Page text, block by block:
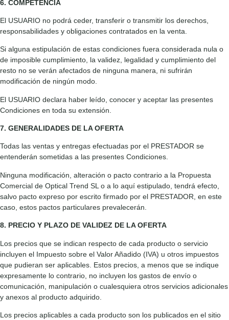
6. COMPETENCIA
El USUARIO no podrá ceder, transferir o transmitir los derechos,
responsabilidades y obligaciones contratados en la venta.
Si alguna estipulación de estas condiciones fuera considerada nula o
de imposible cumplimiento, la validez, legalidad y cumplimiento del
resto no se verán afectados de ninguna manera, ni sufrirán
modificación de ningún modo.
El USUARIO declara haber leído, conocer y aceptar las presentes
Condiciones en toda su extensión.
7. GENERALIDADES DE LA OFERTA
Todas las ventas y entregas efectuadas por el PRESTADOR se
entenderán sometidas a las presentes Condiciones.
Ninguna modificación, alteración o pacto contrario a la Propuesta
Comercial de Optical Trend SL o a lo aquí estipulado, tendrá efecto,
salvo pacto expreso por escrito firmado por el PRESTADOR, en este
caso, estos pactos particulares prevalecerán.
8. PRECIO Y PLAZO DE VALIDEZ DE LA OFERTA
Los precios que se indican respecto de cada producto o servicio
incluyen el Impuesto sobre el Valor Añadido (IVA) u otros impuestos
que pudieran ser aplicables. Estos precios, a menos que se indique
expresamente lo contrario, no incluyen los gastos de envío o
comunicación, manipulación o cualesquiera otros servicios adicionales
y anexos al producto adquirido.
Los precios aplicables a cada producto son los publicados en el sitio